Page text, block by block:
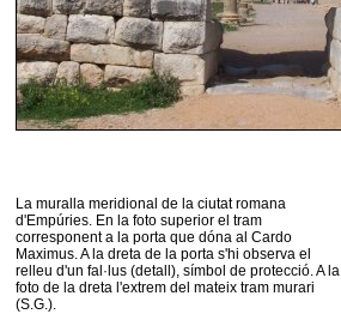
La muralla meridional de la ciutat romana
d'Empúries. En la foto superior el tram
corresponent a la porta que dóna al Cardo
Maximus. A la dreta de la porta s'hi observa el
relleu d'un fal·lus (detall), símbol de protecció. A la
foto de la dreta l'extrem del mateix tram murari
(S.G.).